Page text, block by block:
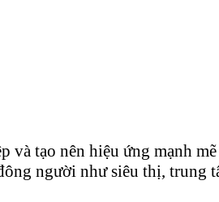
và tạo nên hiệu ứng mạnh
người như siêu thị,